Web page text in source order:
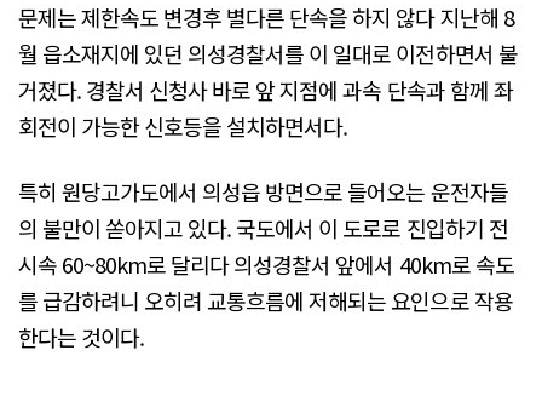
문제는 제한속도 변경후 별다른 단속을 하지 않다 지난해 8
월 읍소재지에 있던 의성경찰서를 이 일대로 이전하면서 불
거졌다. 경찰서 신청사 바로 앞 지점에 과속 단속과 함께 좌
회전이 가능한 신호등을 설치하면서다.
특히 원당고가도에서 의성읍 방면으로 들어오는 운전자들
의 불만이 쏟아지고 있다. 국도에서 이 도로로 진입하기 전
시속 60~80km로 달리다 의성경찰서 앞에서 40km로 속도
를 급감하려니 오히려 교통흐름에 저해되는 요인으로 작용
한다는 것이다.